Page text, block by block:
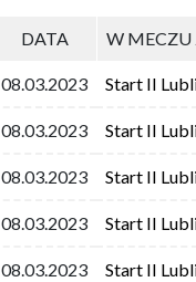
DATA W MECZU
08.03.2023 Start II
08.03.2023 Start II
08.03.2023 Start II
08.03.2023 Start II
08.03.2023 Start II
DATA W MECZU
08.03.2023 Start II
08.03.2023 Start II
08.03.2023 Start II
08.03.2023 Start II
08.03.2023 Start II